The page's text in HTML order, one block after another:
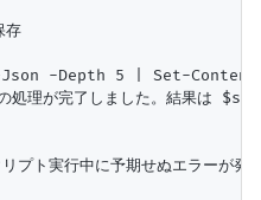
存
-Depth 5 | Set-
理が完了しました。結果は
プト実行中に予期せぬエラーが